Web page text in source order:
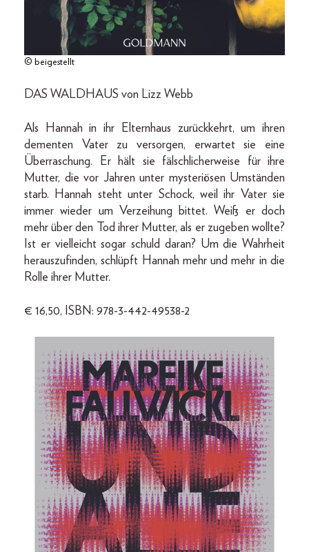
© beigestellt
DAS WALDHAUS von Lizz Webb
Als Hannah in ihr Elternhaus zurückkehrt, um ihren
dementen Vater zu versorgen, erwartet sie eine
Überraschung. Er hält sie fälschlicherweise für ihre
Mutter, die vor Jahren unter mysteriösen Umständen
starb. Hannah steht unter Schock, weil ihr Vater sie
immer wieder um Verzeihung bittet. Weiß er doch
mehr über den Tod ihrer Mutter, als er zugeben wollte?
Ist er vielleicht sogar schuld daran? Um die Wahrheit
herauszufinden, schlüpft Hannah mehr und mehr in die
Rolle ihrer Mutter.
€ 16,50, ISBN: 978-3-442-49538-2